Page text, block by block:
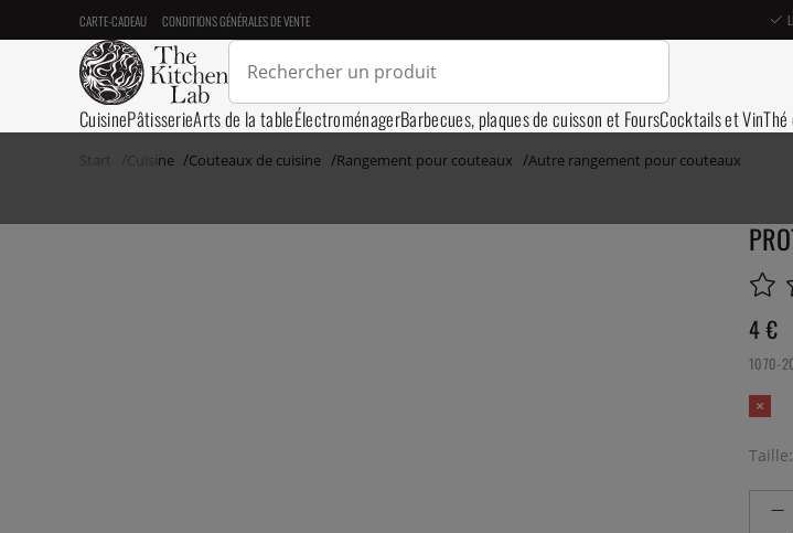
CARTE-CADEAU CONDITIONS GÉNÉRALES DE VENTE
CuisinePâtisserieArts de la tableÉlectroménagerBarbecues, plaques de cuisson et FoursCocktails et Vin
Start Cuisine Couteaux de cuisine Rangement pour couteaux Autre rangement pour couteaux
4 €
1070-
Taille: